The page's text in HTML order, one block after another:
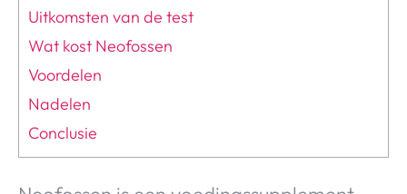
Uitkomsten van de test
Wat kost Neofossen
Voordelen
Nadelen
Conclusie